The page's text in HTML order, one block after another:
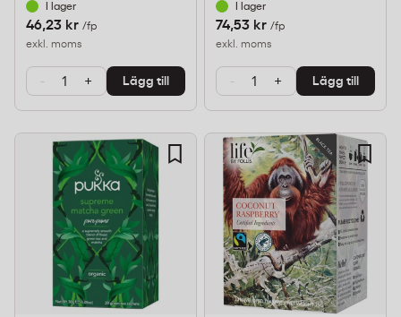
I lager
46,23 kr /fp
exkl. moms
- + Lägg till
I lager
74,53 kr /fp
exkl. moms
- + Lägg till